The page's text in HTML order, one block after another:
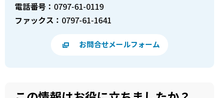
電話番号： 0797-61-0119
ファックス： 0797-61-1641
お問合せメールフォーム